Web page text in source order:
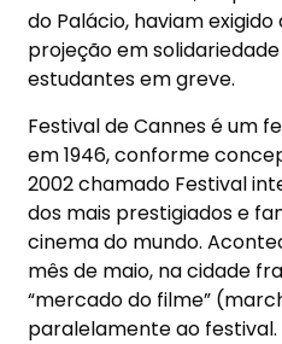
do Palácio, haviam
projeção em
estudantes em greve.
Festival de Cannes é um
em 1946, conforme
2002 chamado Festival
dos mais prestigiados e
cinema do mundo.
mês de maio, na cidade
“mercado do filme”
paralelamente ao festival.